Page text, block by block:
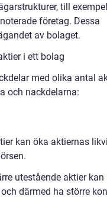
till exempel
företag. Dessa
av bolaget.
i ett bolag
med olika antal
och nackdelarna:
kan öka aktiernas
utestående aktier kan
därmed ha större